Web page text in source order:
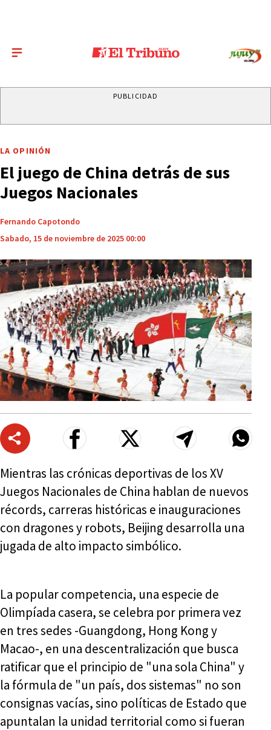
PUBLICIDAD
LA OPINIÓN
El juego de China detrás de sus
Juegos Nacionales
Fernando Capotondo
Sabado, 15 de noviembre de 2025 00:00
Mientras las crónicas deportivas de los XV
Juegos Nacionales de China hablan de nuevos
récords, carreras históricas e inauguraciones
con dragones y robots, Beijing desarrolla una
jugada de alto impacto simbólico.
La popular competencia, una especie de
Olimpíada casera, se celebra por primera vez
en tres sedes -Guangdong, Hong Kong y
Macao-, en una descentralización que busca
ratificar que el principio de "una sola China" y
la fórmula de "un país, dos sistemas" no son
consignas vacías, sino políticas de Estado que
apuntalan la unidad territorial como si fueran